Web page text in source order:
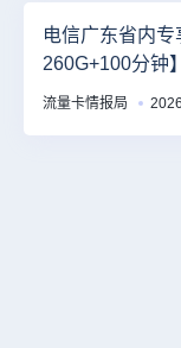
电信广东省内
260G+100分钟
流量卡情报局